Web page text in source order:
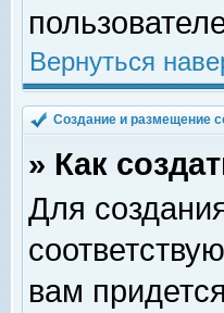
Вернуться
Создание и размещение
» Как
Для
вам